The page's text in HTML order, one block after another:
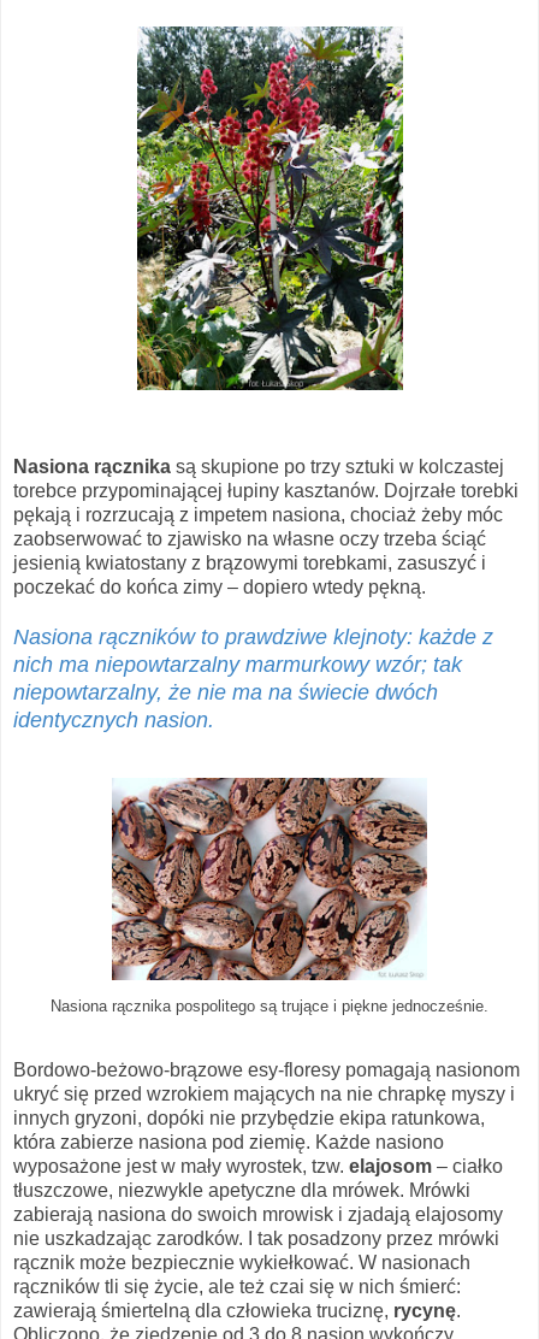
Nasiona rącznika są skupione po trzy sztuki w kolczastej
torebce przypominającej łupiny kasztanów. Dojrzałe torebki
pękają i rozrzucają z impetem nasiona, chociaż żeby móc
zaobserwować to zjawisko na własne oczy trzeba ściąć
jesienią kwiatostany z brązowymi torebkami, zasuszyć i
poczekać do końca zimy – dopiero wtedy pękną.
Nasiona rączników to prawdziwe klejnoty: każde z
nich ma niepowtarzalny marmurkowy wzór; tak
niepowtarzalny, że nie ma na świecie dwóch
identycznych nasion.
Nasiona rącznika pospolitego są trujące i piękne jednocześnie.
Bordowo-beżowo-brązowe esy-floresy pomagają nasionom
ukryć się przed wzrokiem mających na nie chrapkę myszy i
innych gryzoni, dopóki nie przybędzie ekipa ratunkowa,
która zabierze nasiona pod ziemię. Każde nasiono
wyposażone jest w mały wyrostek, tzw. elajosom – ciałko
tłuszczowe, niezwykle apetyczne dla mrówek. Mrówki
zabierają nasiona do swoich mrowisk i zjadają elajosomy
nie uszkadzając zarodków. I tak posadzony przez mrówki
rącznik może bezpiecznie wykiełkować. W nasionach
rączników tli się życie, ale też czai się w nich śmierć:
zawierają śmiertelną dla człowieka truciznę, rycynę.
Obliczono, że zjedzenie od 3 do 8 nasion wykończy